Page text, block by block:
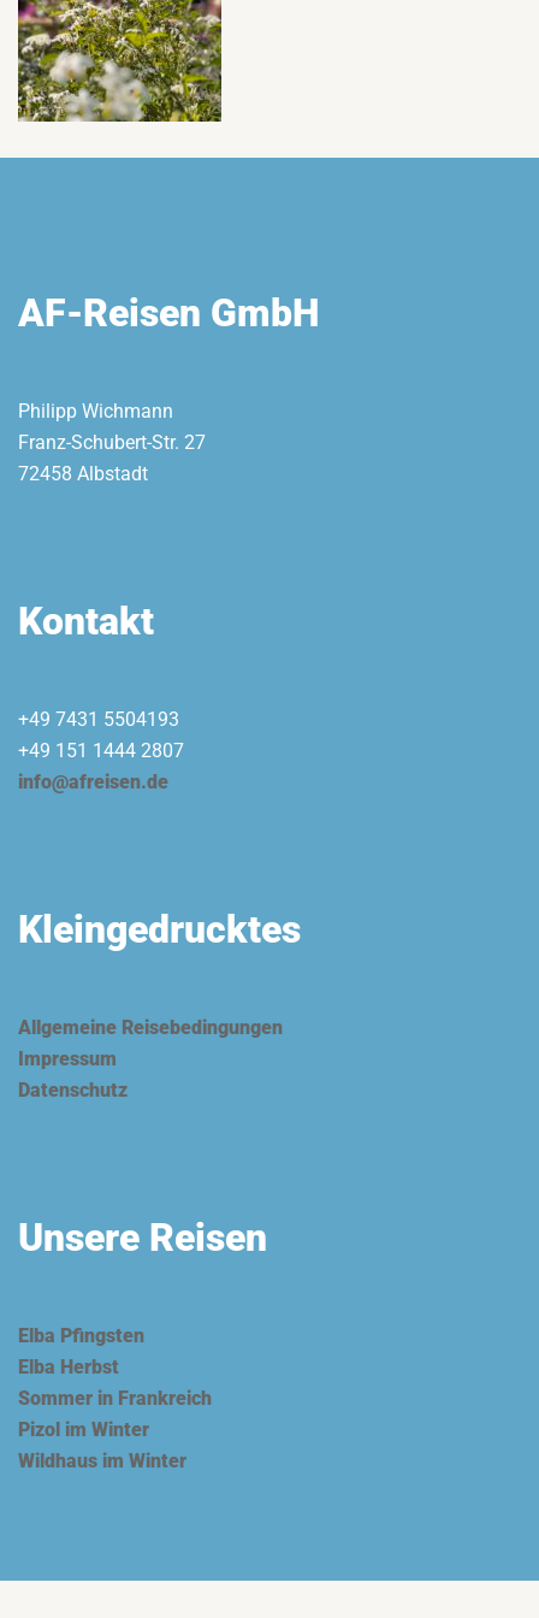
AF-Reisen GmbH
Philipp Wichmann
Franz-Schubert-Str. 27
72458 Albstadt
Kontakt
+49 7431 5504193
+49 151 1444 2807
info@afreisen.de
Kleingedrucktes
Allgemeine Reisebedingungen
Impressum
Datenschutz
Unsere Reisen
Elba Pfingsten
Elba Herbst
Sommer in Frankreich
Pizol im Winter
Wildhaus im Winter